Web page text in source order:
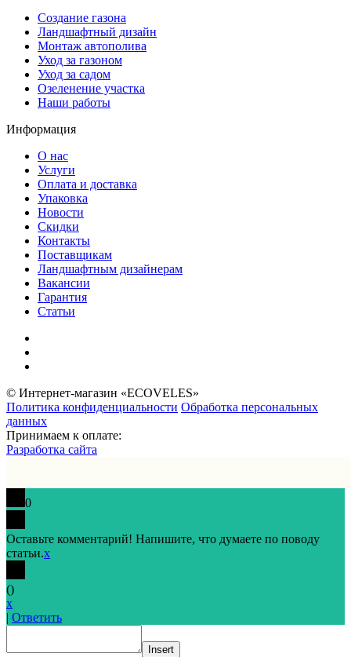
Создание газона
Ландшафтный дизайн
Монтаж автополива
Уход за газоном
Уход за садом
Озеленение участка
Наши работы
Информация
О нас
Услуги
Оплата и доставка
Упаковка
Новости
Скидки
Контакты
Поставщикам
Ландшафтным дизайнерам
Вакансии
Гарантия
Статьи
© Интернет-магазин «ECOVELES»
Политика конфиденциальности Обработка персональных
данных
Принимаем к оплате:
Разработка сайта
0
Оставьте комментарий! Напишите, что думаете по поводу
статьи.x
()
x
| Ответить
Insert